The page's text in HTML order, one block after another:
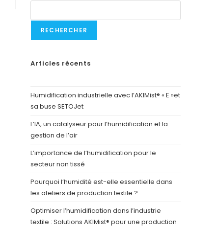
RECHERCHER
Articles récents
Humidification industrielle avec l’AKIMist® « E »et
sa buse SETOJet
L’IA, un catalyseur pour l’humidification et la
gestion de l’air
L’importance de l’humidification pour le
secteur non tissé
Pourquoi l’humidité est-elle essentielle dans
les ateliers de production textile ?
Optimiser l’humidification dans l’industrie
textile : Solutions AKIMist® pour une production